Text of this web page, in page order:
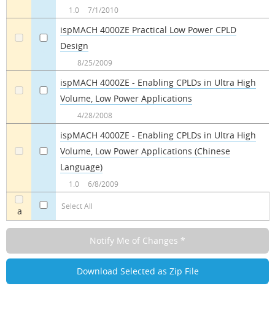
a Select All
1.0 7/1/2010
ispMACH 4000ZE Practical Low Power CPLD
Design
8/25/2009
ispMACH 4000ZE - Enabling CPLDs in Ultra High
Volume, Low Power Applications
4/28/2008
ispMACH 4000ZE - Enabling CPLDs in Ultra High
Volume, Low Power Applications (Chinese
Language)
1.0 6/8/2009